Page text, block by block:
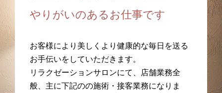
やりがいのあるお仕事です
お客様により美しくより健康的な毎日を送る
お手伝いをしていただきます。
リラクゼーションサロンにて、店舗業務全
般、主に下記のの施術・接客業務になりま